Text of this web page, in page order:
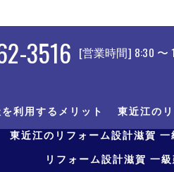
3516 [営業時間] 8:30 〜
利用するメリット 東近江の
東近江のリフォーム設計滋賀
リフォーム設計滋賀 一